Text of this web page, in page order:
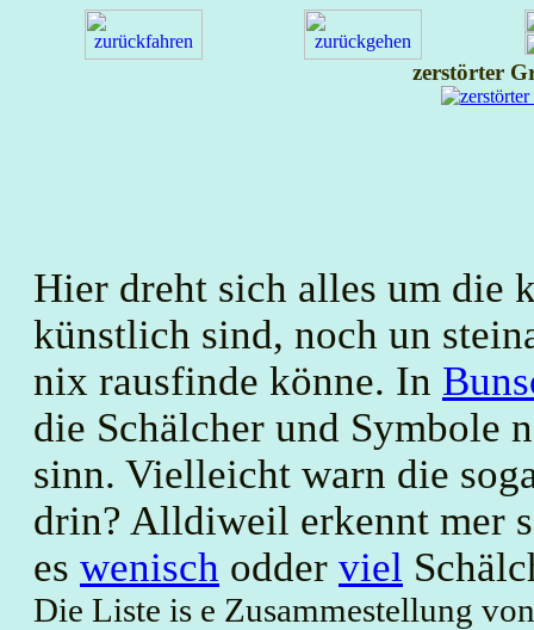
zerstörter
Hier dreht sich alles um die
künstlich sind, noch un
nix rausfinde könne. In
die Schälcher und Symbole
sinn. Vielleicht warn die
drin? Alldiweil erkennt mer
es wenisch odder viel
Die Liste is e Zusammestellung